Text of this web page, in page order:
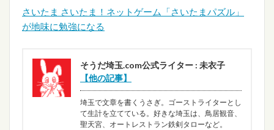
さいたま さいたま！ネットゲーム「さいたまパズル」
が地味に勉強になる
そうだ埼玉.com公式ライター : 未衣子
【他の記事】
埼玉で文章を書くうさぎ。ゴーストライターとし
て生計を立てている。好きな埼玉は、鳥居観音、
聖天宮、オートレストラン鉄剣タローなど。